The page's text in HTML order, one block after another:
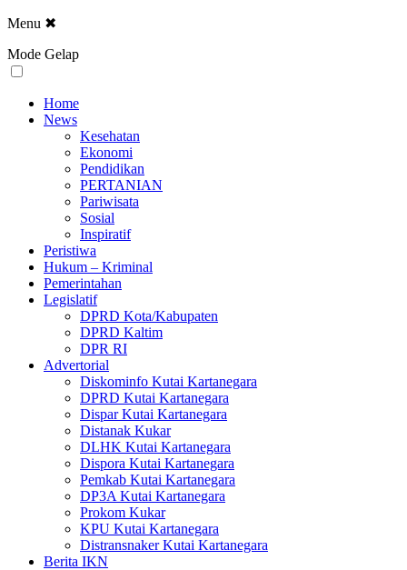
Menu ✖
Mode Gelap
Home
News
Kesehatan
Ekonomi
Pendidikan
PERTANIAN
Pariwisata
Sosial
Inspiratif
Peristiwa
Hukum – Kriminal
Pemerintahan
Legislatif
DPRD Kota/Kabupaten
DPRD Kaltim
DPR RI
Advertorial
Diskominfo Kutai Kartanegara
DPRD Kutai Kartanegara
Dispar Kutai Kartanegara
Distanak Kukar
DLHK Kutai Kartanegara
Dispora Kutai Kartanegara
Pemkab Kutai Kartanegara
DP3A Kutai Kartanegara
Prokom Kukar
KPU Kutai Kartanegara
Distransnaker Kutai Kartanegara
Berita IKN